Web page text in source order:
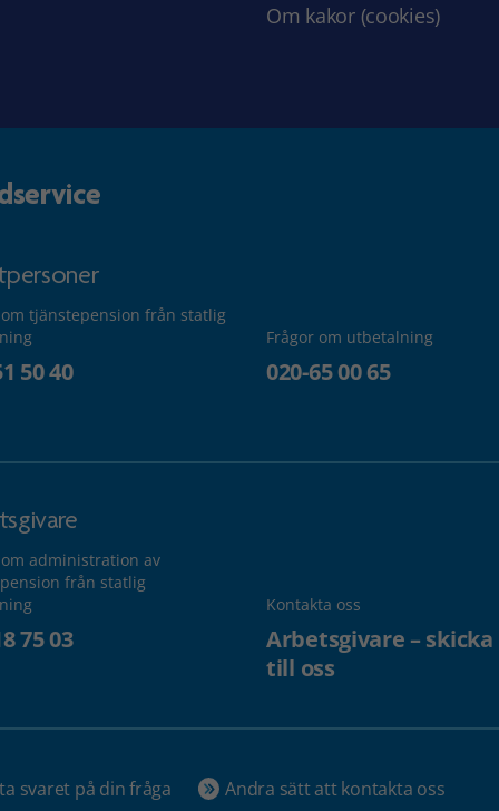
Om kakor (cookies)
om tjänstepension från statlig
50 40
Frågor om utbetalning
020-65 00 65
administration av
från statlig
75 03
Kontakta oss
Arbetsgivare –
till oss
svaret på din fråga Andra sätt att kontakta oss